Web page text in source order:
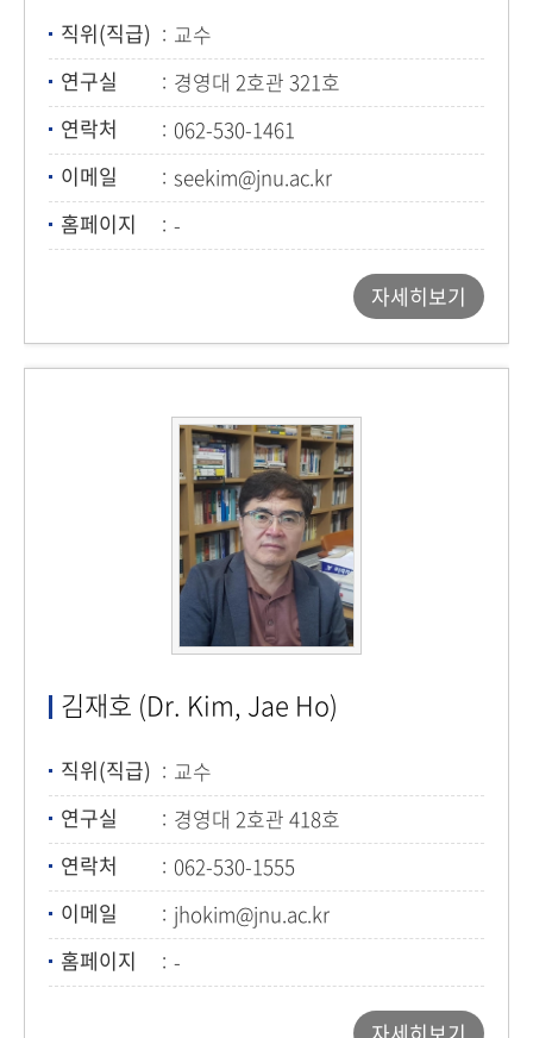
직위(직급)
교수
연구실
경영대 2호관 321호
연락처
062-530-1461
이메일
seekim@jnu.ac.kr
홈페이지
-
자세히보기
김재호 (Dr. Kim, Jae Ho)
직위(직급)
교수
연구실
경영대 2호관 418호
연락처
062-530-1555
이메일
jhokim@jnu.ac.kr
홈페이지
-